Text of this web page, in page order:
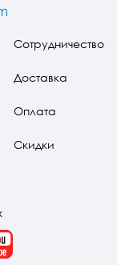
Сотрудничество
Доставка
Оплата
Скидки